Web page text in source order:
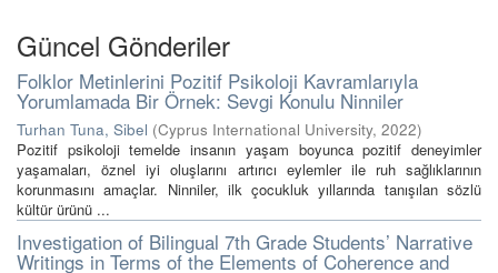
Güncel Gönderiler
Folklor Metinlerini Pozitif Psikoloji Kavramlarıyla
Yorumlamada Bir Örnek: Sevgi Konulu Ninniler
Turhan Tuna, Sibel (Cyprus International University, 2022)
Pozitif psikoloji temelde insanın yaşam boyunca pozitif deneyimler
yaşamaları, öznel iyi oluşlarını artırıcı eylemler ile ruh sağlıklarının
korunmasını amaçlar. Ninniler, ilk çocukluk yıllarında tanışılan sözlü
kültür ürünü ...
Investigation of Bilingual 7th Grade Students’ Narrative
Writings in Terms of the Elements of Coherence and